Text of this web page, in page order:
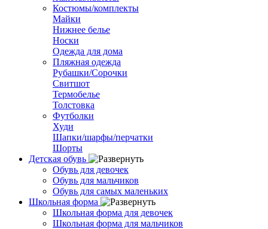
Костюмы/комплекты
Майки
Нижнее белье
Носки
Одежда для дома
Пляжная одежда
Рубашки/Сорочки
Свитшот
Термобелье
Толстовка
Футболки
Худи
Шапки/шарфы/перчатки
Шорты
Детская обувь
Обувь для девочек
Обувь для мальчиков
Обувь для самых маленьких
Школьная форма
Школьная форма для девочек
Школьная форма для мальчиков